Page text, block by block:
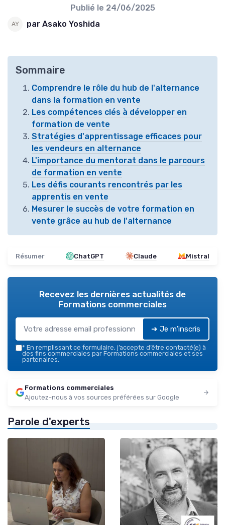
Publié le 24/06/2025
par Asako Yoshida
Sommaire
Comprendre le rôle du hub de l'alternance
dans la formation en vente
Les compétences clés à développer en
formation de vente
Stratégies d'apprentissage efficaces pour
les vendeurs en alternance
L'importance du mentorat dans le parcours
de formation en vente
Les défis courants rencontrés par les
apprentis en vente
Mesurer le succès de votre formation en
vente grâce au hub de l'alternance
Résumer ChatGPT Claude Mistral
Recevez les dernières actualités de
Formations commerciales
➔ Je m'inscris
* En remplissant ce formulaire, j’accepte d’être contacté(e) à
des fins commerciales par Formations commerciales et ses
partenaires.
Formations commerciales
Ajoutez-nous à vos sources préférées sur Google
Parole d'experts